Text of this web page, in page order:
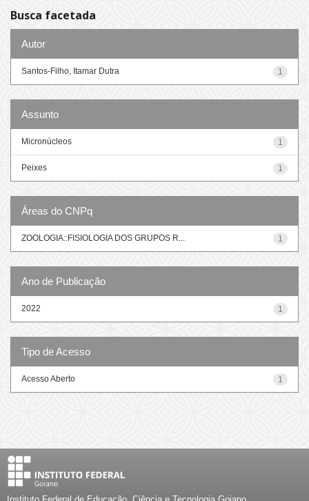
Busca facetada
Autor
1
Santos-Filho, Itamar Dutra
Assunto
1
Micronúcleos
1
Peixes
Áreas do CNPq
1
ZOOLOGIA::FISIOLOGIA DOS GRUPOS R...
Ano de Publicação
1
2022
Tipo de Acesso
1
Acesso Aberto
Instituto Federal de Educação, Ciência e Tecnologia Goiano